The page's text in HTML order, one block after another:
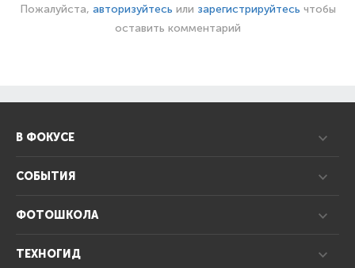
Пожалуйста, авторизуйтесь или зарегистрируйтесь чтобы
оставить комментарий
В ФОКУСЕ
СОБЫТИЯ
ФОТОШКОЛА
ТЕХНОГИД